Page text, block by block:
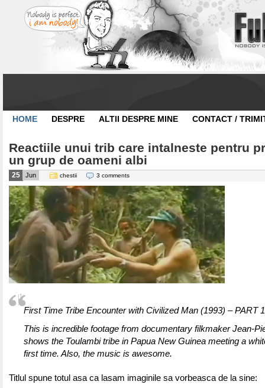
HOME DESPRE ALTII DESPRE MINE CONTACT /
Reactiile unui trib care intalneste pentru
un grup de oameni albi
25 Jun chestii 3 comments
First Time Tribe Encounter with Civilized Man (1993) – PART
This is incredible footage from documentary filkmaker Jean-
shows the Toulambi tribe in Papua New Guinea meeting a
first time. Also, the music is awesome.
Titlul spune totul asa ca lasam imaginile sa vorbeasca de la sine: